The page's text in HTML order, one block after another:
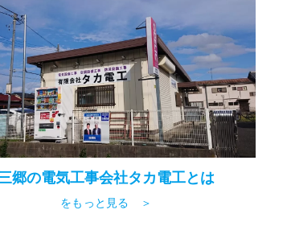
郷の電気工事会社タカ電工とは
をもっと見る ＞